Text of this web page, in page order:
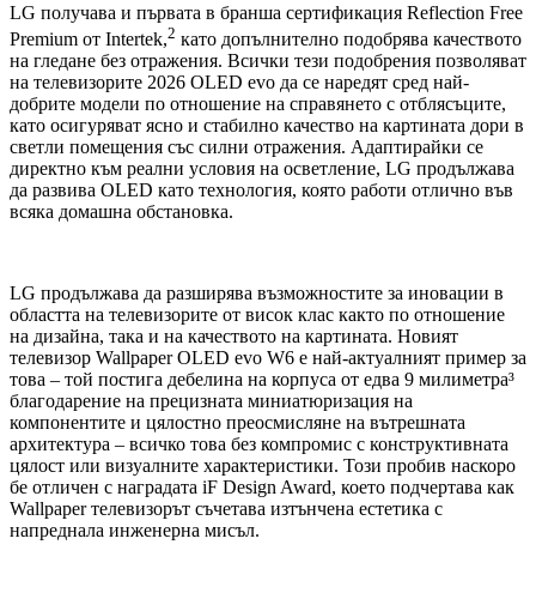
LG получава и първата в бранша сертификация Reflection Free
Premium от Intertek,2 като допълнително подобрява качеството
на гледане без отражения. Всички тези подобрения позволяват
на телевизорите 2026 OLED evo да се наредят сред най-
добрите модели по отношение на справянето с отблясъците,
като осигуряват ясно и стабилно качество на картината дори в
светли помещения със силни отражения. Адаптирайки се
директно към реални условия на осветление, LG продължава
да развива OLED като технология, която работи отлично във
всяка домашна обстановка.
LG продължава да разширява възможностите за иновации в
областта на телевизорите от висок клас както по отношение
на дизайна, така и на качеството на картината. Новият
телевизор Wallpaper OLED evo W6 е най-актуалният пример за
това – той постига дебелина на корпуса от едва 9 милиметра³
благодарение на прецизната миниатюризация на
компонентите и цялостно преосмисляне на вътрешната
архитектура – всичко това без компромис с конструктивната
цялост или визуалните характеристики. Този пробив наскоро
бе отличен с наградата iF Design Award, което подчертава как
Wallpaper телевизорът съчетава изтънчена естетика с
напреднала инженерна мисъл.